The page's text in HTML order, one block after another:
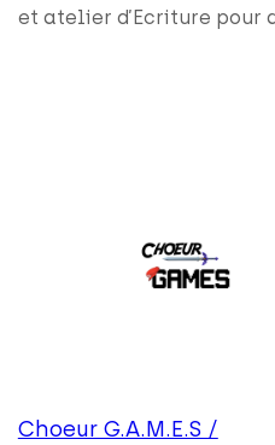
et atelier d’Ecriture pour
Choeur G.A.M.E.S /